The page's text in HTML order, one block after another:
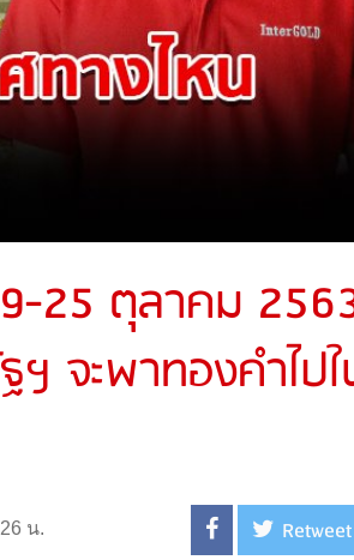
25 ตุลาคม
จะพาทองคำไป
น. Retweet